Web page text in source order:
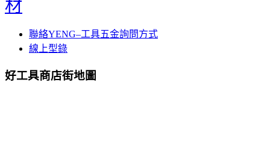
材
聯絡YENG–工具五金詢問方式
線上型錄
好工具商店街地圖